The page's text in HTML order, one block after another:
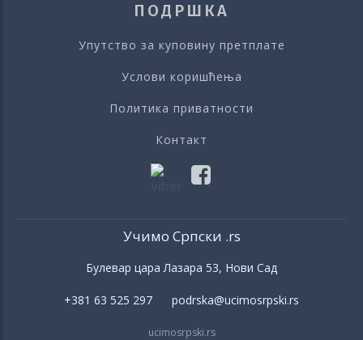
ПОДРШКА
Упутство за куповину претплате
Услови коришћења
Политика приватности
Контакт
Учимо Српски .rs
Булевар цара Лазара 53, Нови Сад
+381 63 525 297 podrska@ucimosrpski.rs
ucimosrpski.rs